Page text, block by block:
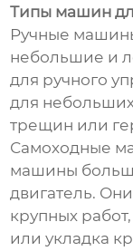
Типы машин
Ручные
небольшие и
для ручного
для
трещин или
Самоходные
машины
двигатель.
крупных
или укладка